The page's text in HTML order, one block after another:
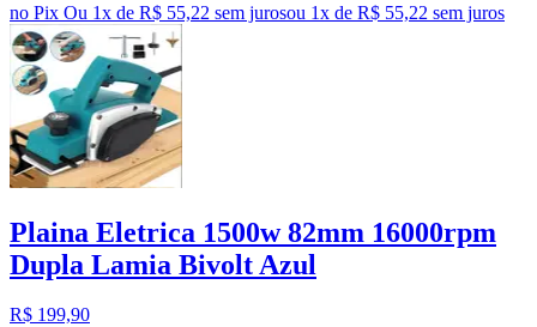
no Pix Ou 1x de R$ 55,22 sem jurosou 1x de R$ 55,22 sem juros
Plaina Eletrica 1500w 82mm 16000rpm
Dupla Lamia Bivolt Azul
R$ 199,90